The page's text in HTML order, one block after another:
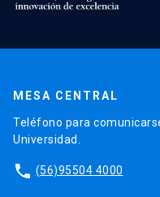
MESA CENTRAL
Teléfono para
Universidad.
phone (56)95504 4000